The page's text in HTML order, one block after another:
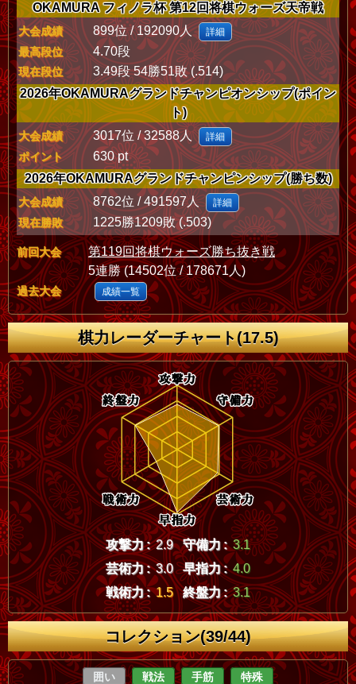
OKAMURA フィノラ杯 第12回将棋ウォーズ天帝戦
大会成績 899位 / 192090人 詳細
最高段位 4.70段
現在段位
3.49段 54勝51敗 (.514)
2026年OKAMURAグランドチャンピオンシップ(ポイン
ト)
大会成績 3017位 / 32588人 詳細
ポイント
630 pt
2026年OKAMURAグランドチャンピンシップ(勝ち数)
大会成績 8762位 / 491597人 詳細
現在勝敗 1225勝1209敗 (.503)
前回大会
第119回将棋ウォーズ勝ち抜き戦
5連勝 (14502位 / 178671人)
過去大会 成績一覧
棋力レーダーチャート(17.5)
攻撃力 : 2.9 守備力 : 3.1
芸術力 : 3.0 早指力 : 4.0
戦術力 : 1.5 終盤力 : 3.1
コレクション(39/44)
囲い 戦法 手筋 特殊